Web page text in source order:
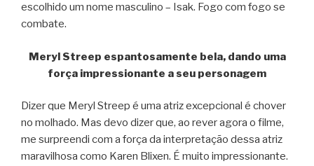
escolhido um nome masculino – Isak. Fogo com fogo se
combate.
Meryl Streep espantosamente bela, dando uma
força impressionante a seu personagem
Dizer que Meryl Streep é uma atriz excepcional é chover
no molhado. Mas devo dizer que, ao rever agora o filme,
me surpreendi com a força da interpretação dessa atriz
maravilhosa como Karen Blixen. É muito impressionante.